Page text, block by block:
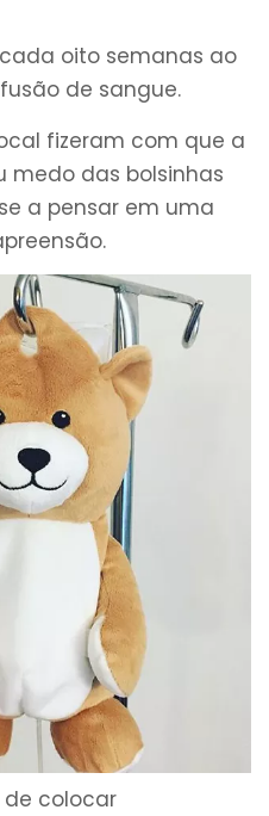
oito semanas ao
de sangue.
fizeram com que a
medo das bolsinhas
a pensar em uma
de colocar